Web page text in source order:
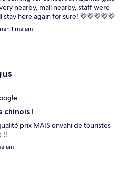
nearby, mall nearby, staff were
here again for sure! 💜💜💜💜💜
1 malam
chinois !
prix MAIS envahi de touristes
!!